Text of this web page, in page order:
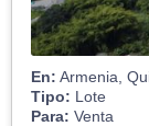
En: Armenia,
Tipo: Lote
Para: Venta